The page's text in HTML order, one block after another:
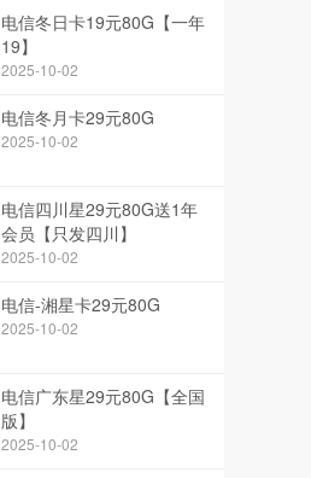
电信冬日卡19元80G【一年
19】
2025-10-02
电信冬月卡29元80G
2025-10-02
电信四川星29元80G送1年
会员【只发四川】
2025-10-02
电信-湘星卡29元80G
2025-10-02
电信广东星29元80G【全国
版】
2025-10-02